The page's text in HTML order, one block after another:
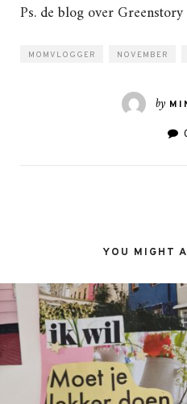
Ps. de blog over
MOMVLOGGER NOVEMBER
by
YOU MIGHT